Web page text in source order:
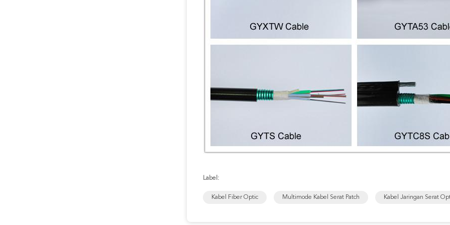
Label:
Kabel Fiber Optic Multimode Kabel Serat Patch Kabel Jaringan Serat